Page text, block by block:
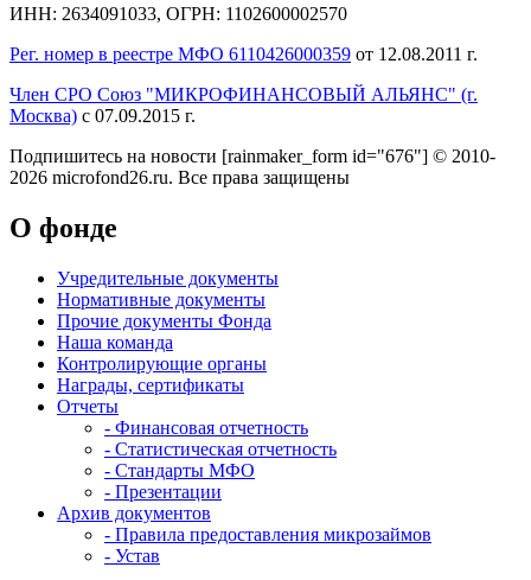
ИНН: 2634091033, ОГРН: 1102600002570
Рег. номер в реестре МФО 6110426000359 от 12.08.2011 г.
Член СРО Союз "МИКРОФИНАНСОВЫЙ АЛЬЯНС" (г.
Москва) с 07.09.2015 г.
Подпишитесь на новости [rainmaker_form id="676"] © 2010-
2026 microfond26.ru. Все права защищены
О фонде
Учредительные документы
Нормативные документы
Прочие документы Фонда
Наша команда
Контролирующие органы
Награды, сертификаты
Отчеты
- Финансовая отчетность
- Статистическая отчетность
- Стандарты МФО
- Презентации
Архив документов
- Правила предоставления микрозаймов
- Устав